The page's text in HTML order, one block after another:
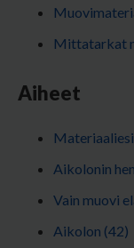
Mittatarkat
Aiheet
Aikolonin
Vain muovi
Aikolon (42)